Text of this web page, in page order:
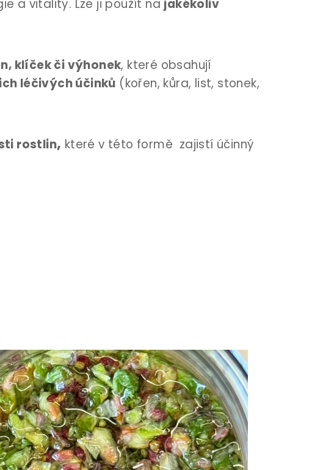
a vitality. Lze ji použít na jakékoliv
klíček či výhonek, které obsahují
léčivých účinků (kořen, kůra, list, stonek,
rostlin, které v této formě zajistí účinný